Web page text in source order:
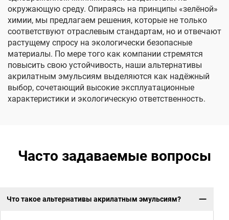
окружающую среду. Опираясь на принципы «зелёной»
химии, мы предлагаем решения, которые не только
соответствуют отраслевым стандартам, но и отвечают
растущему спросу на экологически безопасные
материалы. По мере того как компании стремятся
повысить свою устойчивость, наши альтернативы
акрилатным эмульсиям выделяются как надёжный
выбор, сочетающий высокие эксплуатационные
характеристики и экологическую ответственность.
Часто задаваемые вопросы
Что такое альтернативы акрилатным эмульсиям?